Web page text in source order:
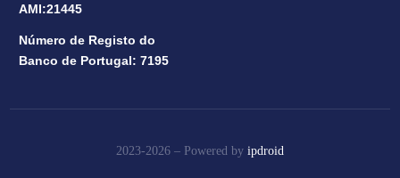
AMI:21445
Número de Registo do
Banco de Portugal: 7195
2023-2026 – Powered by ipdroid